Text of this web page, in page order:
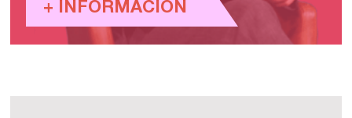
+ INFORMACIÓN